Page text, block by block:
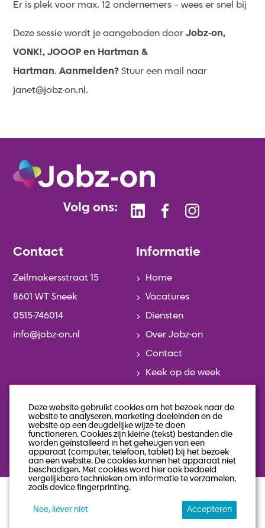
Er is plek voor max. 12 ondernemers – wees er snel bij
Deze sessie wordt je aangeboden doorJobz-on,
VONK!, JOOOP en Hartman &
Hartman.Aanmelden? Stuur een mail naar
janet@jobz-on.nl.
Volg ons:
Contact
Zeilmakersstraat 15
8601 WT Sneek
0515-746014
info@jobz-on.nl
Informatie
Home
Vacatures
Diensten
Over Jobz-on
Contact
Keek op de week
Team
Geschiedenis
Veelgestelde vragen
privacy statement
algemene voorwaarden
Deze website gebruikt cookies om het bezoek naar de
website te analyseren, marketing doeleinden en de
website op een deugdelijke wijze te doen
functioneren. Cookies zijn kleine (tekst) bestanden die
worden geïnstalleerd in het geheugen van een
apparaat (computer, telefoon, tablet) bij het bezoek
aan een website. De cookies kunnen het apparaat niet
beschadigen. Met cookies word hier ook bedoeld
vergelijkbare technieken om informatie te verzamelen,
zoals device fingerprinting.
Nee, liever niet Accepteren